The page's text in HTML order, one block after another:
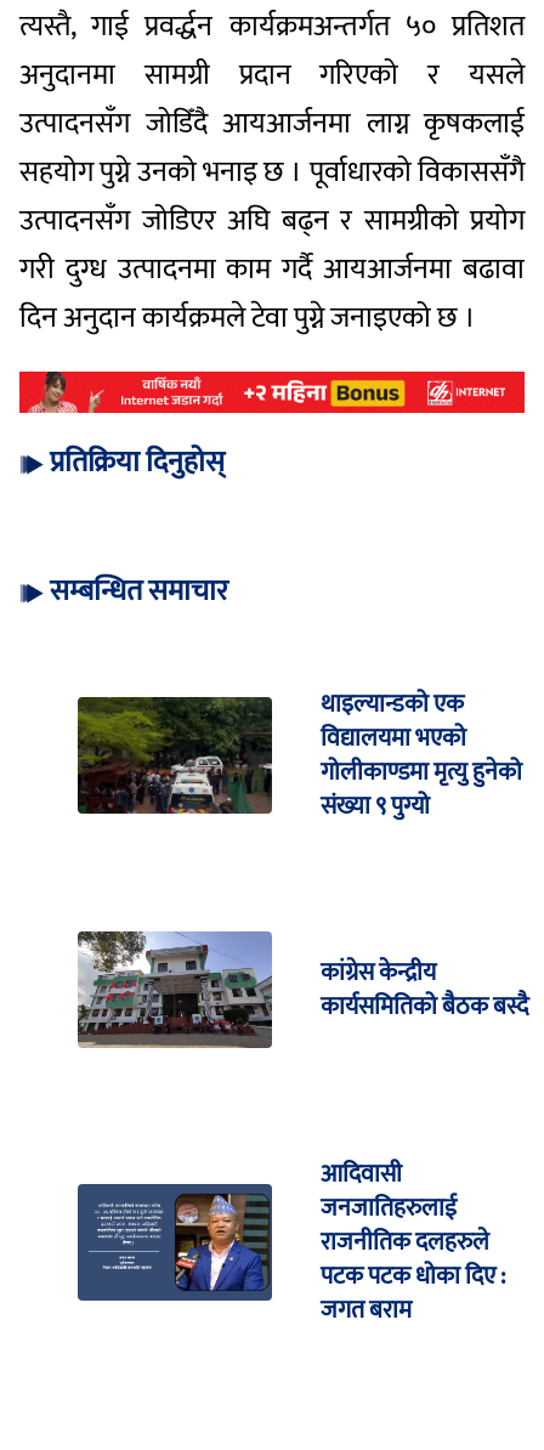
त्यस्तै, गाई प्रवर्द्धन कार्यक्रमअन्तर्गत ५० प्रतिशत
अनुदानमा सामग्री प्रदान गरिएको र यसले
उत्पादनसँग जोडिँदै आयआर्जनमा लाग्न कृषकलाई
सहयोग पुग्ने उनको भनाइ छ । पूर्वाधारको विकाससँगै
उत्पादनसँग जोडिएर अघि बढ्न र सामग्रीको प्रयोग
गरी दुग्ध उत्पादनमा काम गर्दै आयआर्जनमा बढावा
दिन अनुदान कार्यक्रमले टेवा पुग्ने जनाइएको छ ।
प्रतिक्रिया दिनुहोस्
सम्बन्धित समाचार
थाइल्यान्डको एक
विद्यालयमा भएको
गोलीकाण्डमा मृत्यु हुनेको
संख्या ९ पुग्यो
कांग्रेस केन्द्रीय
कार्यसमितिको बैठक बस्दै
आदिवासी
जनजातिहरुलाई
राजनीतिक दलहरुले
पटक पटक धोका दिए :
जगत बराम